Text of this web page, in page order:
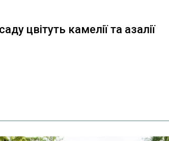
цвітуть камелії та азалії